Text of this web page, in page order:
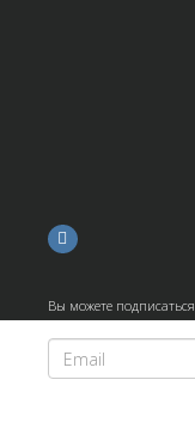
Вы можете